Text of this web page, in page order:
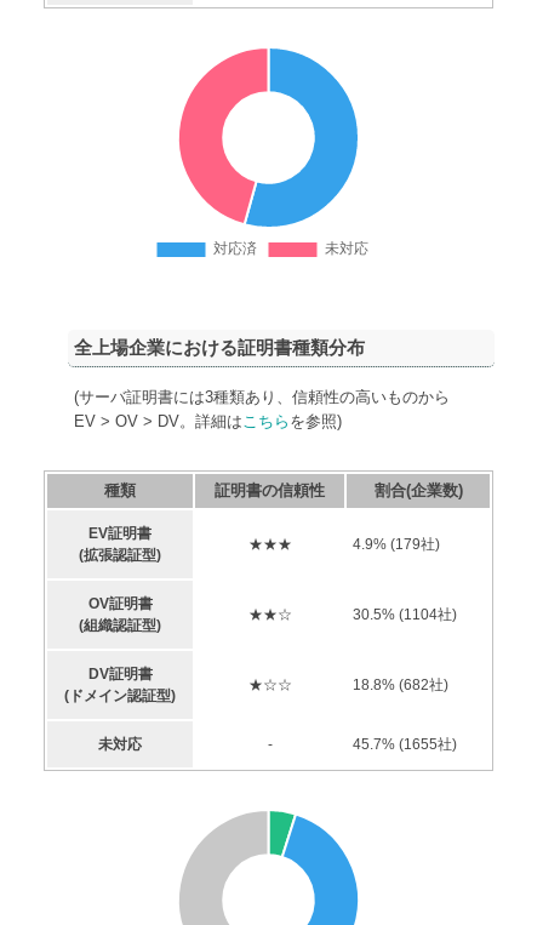
全上場企業における証明書種類分布
(サーバ証明書には3種類あり、信頼性の高いものから
EV > OV > DV。詳細はこちら を参照)
種類 証明書の信頼性 割合(企業数)
EV証明書
(拡張認証型)
★★★ 4.9% (179社)
OV証明書
(組織認証型)
★★☆ 30.5% (1104社)
DV証明書
(ドメイン認証型)
★☆☆ 18.8% (682社)
未対応 - 45.7% (1655社)